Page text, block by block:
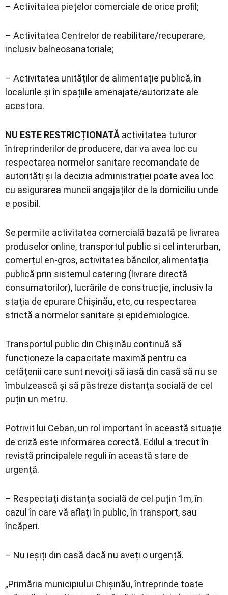
– Activitatea piețelor comerciale de orice profil;
– Activitatea Centrelor de reabilitare/recuperare,
inclusiv balneosanatoriale;
– Activitatea unităților de alimentație publică, în
localurile și în spațiile amenajate/autorizate ale
acestora.
NU ESTE RESTRICȚIONATĂ activitatea tuturor
întreprinderilor de producere, dar va avea loc cu
respectarea normelor sanitare recomandate de
autorități și la decizia administrației poate avea loc
cu asigurarea muncii angajaților de la domiciliu unde
e posibil.
Se permite activitatea comercială bazată pe livrarea
produselor online, transportul public si cel interurban,
comerțul en-gros, activitatea băncilor, alimentația
publică prin sistemul catering (livrare directă
consumatorilor), lucrările de construcție, inclusiv la
stația de epurare Chișinău, etc, cu respectarea
strictă a normelor sanitare și epidemiologice.
Transportul public din Chișinău continuă să
funcționeze la capacitate maximă pentru ca
cetățenii care sunt nevoiți să iasă din casă să nu se
îmbulzească și să păstreze distanța socială de cel
puțin un metru.
Potrivit lui Ceban, un rol important în această situație
de criză este informarea corectă. Edilul a trecut în
revistă principalele reguli în această stare de
urgență.
– Respectați distanța socială de cel puțin 1m, în
cazul în care vă aflați în public, în transport, sau
încăperi.
– Nu ieșiți din casă dacă nu aveți o urgență.
„Primăria municipiului Chișinău, întreprinde toate